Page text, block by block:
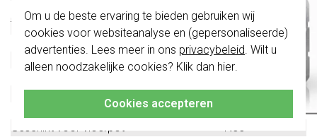
Om u de beste ervaring te bieden gebruiken wij
cookies voor websiteanalyse en (gepersonaliseerde)
advertenties. Lees meer in ons privacybeleid. Wilt u
alleen noodzakelijke cookies? Klik dan hier.
Cookies accepteren
Oppervlaktebescherming
Gelakt
Tekstveld/beschrijvingsvlak
Materiaalkwaliteit
Thermoplast
Materiaal
Kunststof
Montagerichting
Verticaal
Beschermingsgraad (IP)
Geschikt voor vloerpot
Nee
schakelwippen zijn vernieuwd. Ze zijn
niette combineren met de schakelaars
van vóór augustus 2024.
Klik hiervoor meer informatie, zodat je